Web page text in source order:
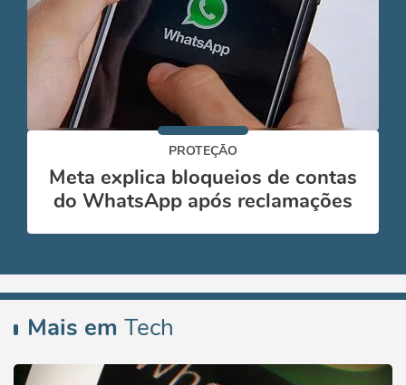
PROTEÇÃO
Meta explica bloqueios de contas
do WhatsApp após reclamações
Mais em Tech